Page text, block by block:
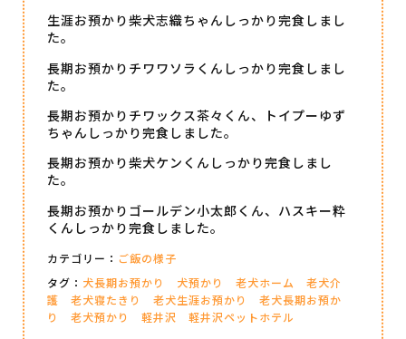
生涯お預かり柴犬志織ちゃんしっかり完食しまし
た。
長期お預かりチワワソラくんしっかり完食しまし
た。
長期お預かりチワックス茶々くん、トイプーゆず
ちゃんしっかり完食しました。
長期お預かり柴犬ケンくんしっかり完食しまし
た。
長期お預かりゴールデン小太郎くん、ハスキー粋
くんしっかり完食しました。
カテゴリー： ご飯の様子
タグ： 犬長期お預かり 犬預かり 老犬ホーム
老犬介
護
老犬寝たきり 老犬生涯お預かり
老犬長期お預か
り
老犬預かり 軽井沢 軽井沢ペットホテル